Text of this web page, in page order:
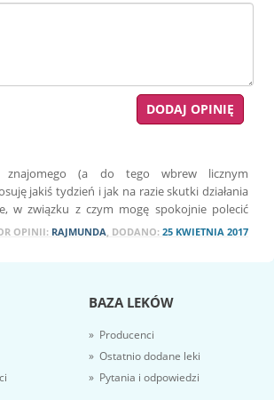
znajomego (a do tego wbrew licznym
jakiś tydzień i jak na razie skutki działania
w związku z czym mogę spokojnie polecić
OPINII: RAJMUNDA , DODANO: 25 KWIETNIA 2017
BAZA LEKÓW
» Producenci
» Ostatnio dodane leki
» Pytania i odpowiedzi